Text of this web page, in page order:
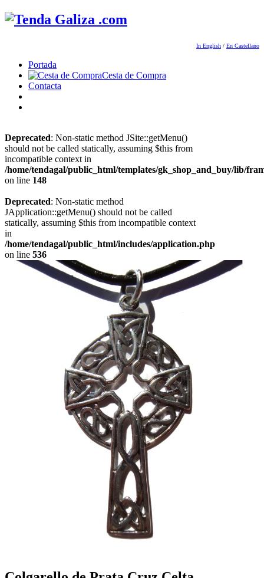
In English / En Castellano
Portada
Cesta de Compra
Contacta
Deprecated: Non-static method JSite::getMenu()
should not be called statically, assuming $this from
incompatible context in
/home/tendagal/public_html/templates/gk_shop_and_buy/lib/
on line 148
Deprecated: Non-static method
JApplication::getMenu() should not be called
statically, assuming $this from incompatible context
in
/home/tendagal/public_html/includes/application.php
on line 536